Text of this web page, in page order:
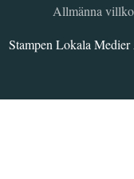
Allmänna
Stampen Lokala